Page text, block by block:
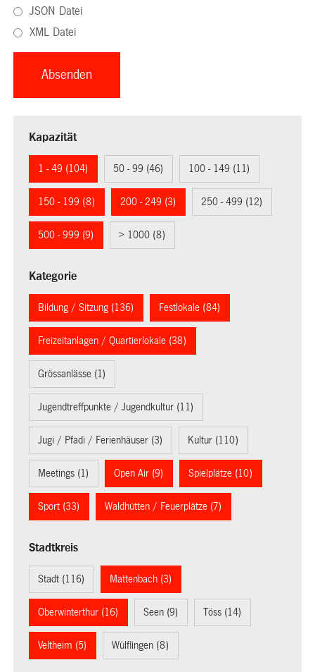
JSON Datei
XML Datei
Kapazität
1 - 49 (104) 50 - 99 (46) 100 - 149 (11)
150 - 199 (8) 200 - 249 (3) 250 - 499 (12)
500 - 999 (9) > 1000 (8)
Kategorie
Bildung / Sitzung (136) Festlokale (84)
Freizeitanlagen / Quartierlokale (38)
Grössanlässe (1)
Jugendtreffpunkte / Jugendkultur (11)
Jugi / Pfadi / Ferienhäuser (3) Kultur (110)
Meetings (1) Open Air (9) Spielplätze (10)
Sport (33) Waldhütten / Feuerplätze (7)
Stadtkreis
Stadt (116) Mattenbach (3)
Oberwinterthur (16) Seen (9) Töss (14)
Veltheim (5) Wülflingen (8)